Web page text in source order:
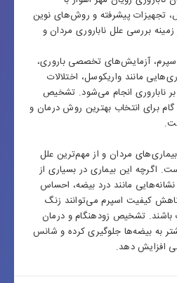
تجهیزات پیشرفته و روش‌های نوین
بررسی علل ناباروری مردان و
اسپرم، آزمایش‌های تخصصی باروری،
مانند واریکوسل، اختلالات
ناباروری انجام می‌شود. تشخیص
برای انتخاب بهترین روش درمان و
مردان و از مهم‌ترین علل
اگرچه این بیماری در بسیاری از
مانند درد بیضه، احساس
کیفیت اسپرم می‌توانند زنگ
تشخیص زودهنگام و درمان
به بیضه‌ها جلوگیری کرده و شانس
افزایش دهد.